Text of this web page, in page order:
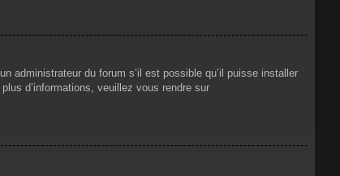
administrateur du forum s’il est possible qu’il puisse installer
d’informations, veuillez vous rendre sur